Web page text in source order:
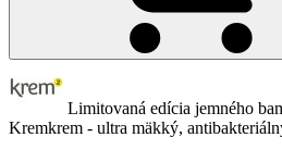
Limitovaná edícia jemného
Kremkrem - ultra mäkký,